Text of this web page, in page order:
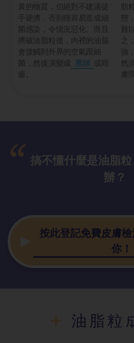
黃的物質，但絕對不建議徒
手硬擠，否則很容易造成細
菌感染，令情況惡化。而且
擠破油脂粒後，內裡的油脂
會接觸到外界的空氣跟細
菌，然後演變成 黑頭 或暗
瘡。
肪
態
難
之
強
然
膚
搞不懂什麼是油脂
辦？
按此登記免費皮膚
你！
油脂粒